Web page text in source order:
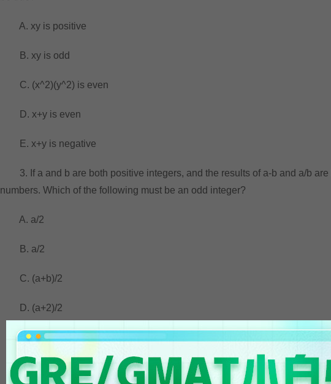
A. xy is positive
B. xy is odd
C. (x^2)(y^2) is even
D. x+y is even
E. x+y is negative
3. If a and b are both positive integers, and the results of a-b and a/b are
numbers. Which of the following must be an odd integer?
A. a/2
B. a/2
C. (a+b)/2
D. (a+2)/2
E. (b+2)/2
三道题答案分别是：